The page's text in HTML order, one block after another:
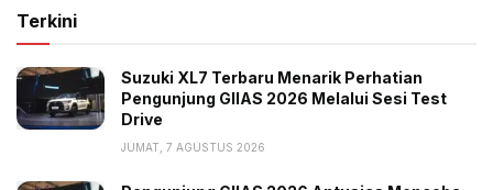
Terkini
Suzuki XL7 Terbaru Menarik Perhatian
Pengunjung GIIAS 2026 Melalui Sesi Test
Drive
JUMAT, 7 AGUSTUS 2026